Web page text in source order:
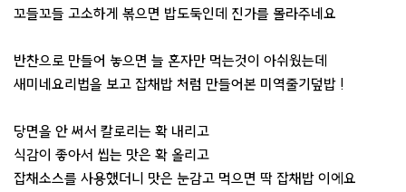
꼬들꼬들 고소하게 볶으면 밥도둑인데 진가를 몰라주네요
반찬으로 만들어 놓으면 늘 혼자만 먹는것이 아쉬웠는데
새미네요리법을 보고 잡채밥 처럼 만들어본 미역줄기덮밥 !
당면을 안 써서 칼로리는 확 내리고
식감이 좋아서 씹는 맛은 확 올리고
잡채소스를 사용했더니 맛은 눈감고 먹으면 딱 잡채밥 이에요